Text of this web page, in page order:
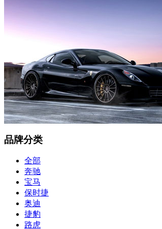
品牌分类
全部
奔驰
宝马
保时捷
奥迪
捷豹
路虎